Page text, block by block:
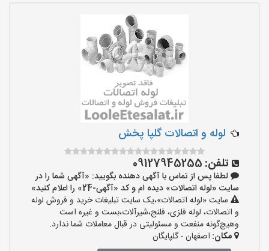
لوله و اتصالات گلپا پخش
تلفن: 09127945255
لطفا پس از تماس با آگهی دهنده بگویید: «آگهی شما را در
سایت «لوله اتصالات» دیده ام و کد «آگهی-24» را اعلام کنید»
سایت «لوله اتصالات»،یک سایت تبلیغات خرید و فروش لوله
و اتصالات، لوله فلزی، فلنج،شیرآلات،بست و غیره است
وهیچ‌گونه منفعت و مسئولیتی در قبال معاملات شما ندارد.
مکان: اصفهان - گلپایگان